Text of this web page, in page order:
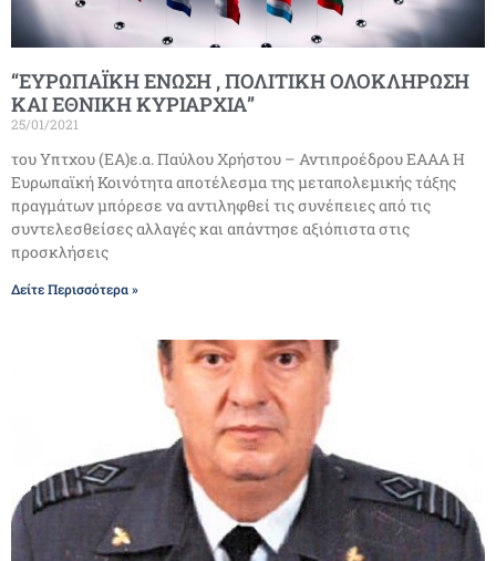
“ΕΥΡΩΠΑΪΚΗ ΕΝΩΣΗ , ΠΟΛΙΤΙΚΗ ΟΛΟΚΛΗΡΩΣΗ
ΚΑΙ ΕΘΝΙΚΗ ΚΥΡΙΑΡΧΙΑ”
25/01/2021
του Υπτχου (ΕΑ)ε.α. Παύλου Χρήστου – Αντιπροέδρου ΕΑΑΑ Η
Ευρωπαϊκή Κοινότητα αποτέλεσμα της μεταπολεμικής τάξης
πραγμάτων μπόρεσε να αντιληφθεί τις συνέπειες από τις
συντελεσθείσες αλλαγές και απάντησε αξιόπιστα στις
προσκλήσεις
Δείτε Περισσότερα »